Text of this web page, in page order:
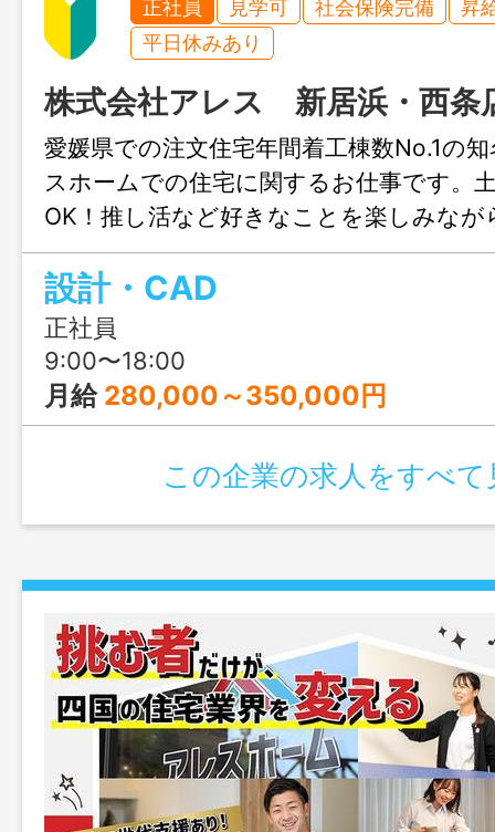
正社員 見学可 社会保険完備
昇
平日休みあり
株式会社アレス 新居浜・西条
愛媛県での注文住宅年間着工棟数No.1の
スホームでの住宅に関するお仕事です。
OK！推し活など好きなことを楽しみな
きます♪結婚や出産のタイミングでも安心
も充実！人生設計が変わっても安定して
リアチェンジしてみませんか？職場見学
ます！
設計・CAD
正社員
9:00〜18:00
月給 280,000～350,000円
この企業の求人をすべて